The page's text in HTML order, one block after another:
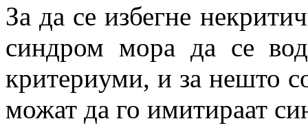
За да се избегне
синдром мора да се
критериуми, и за нешто
можат да го имитираат